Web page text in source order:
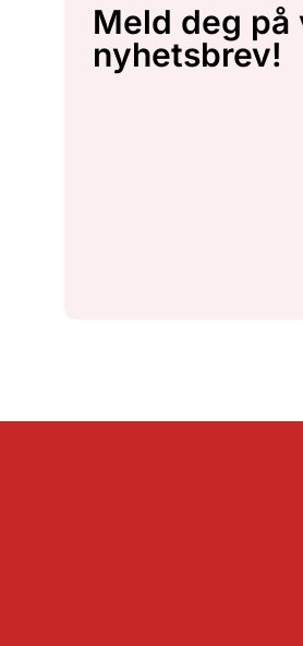
Meld deg på
nyhetsbrev!